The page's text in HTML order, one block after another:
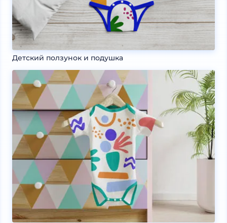
Детский ползунок и подушка